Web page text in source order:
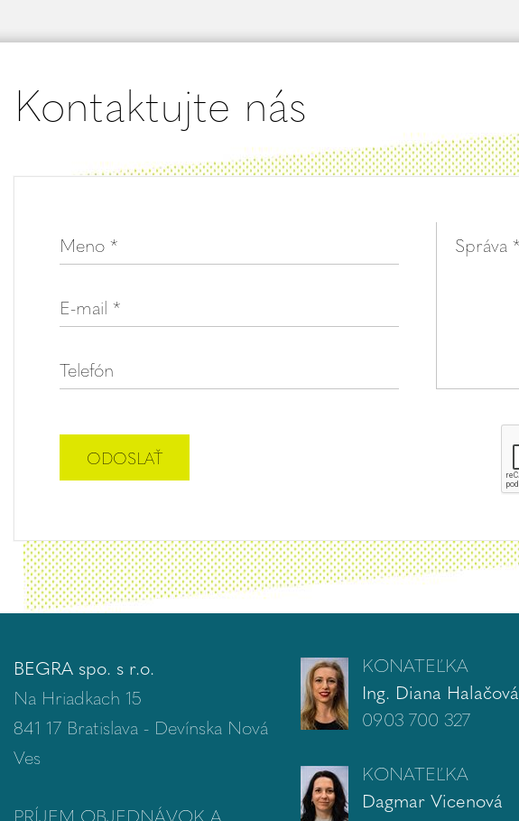
Kontaktujte nás
BEGRA spo. s r.o.
Na Hriadkach 15
841 17 Bratislava - Devínska Nová
Ves
PRÍJEM OBJEDNÁVOK A
KONATEĽKA
Ing. Diana Halačová
0903 700 327
KONATEĽKA
Dagmar Vicenová